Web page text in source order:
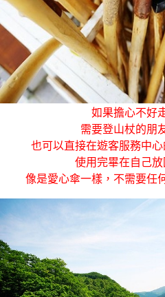
如果擔心不好
需要登山杖的朋
也可以直接在遊客服務中心
使用完畢在自己放
像是愛心傘一樣，不需要任